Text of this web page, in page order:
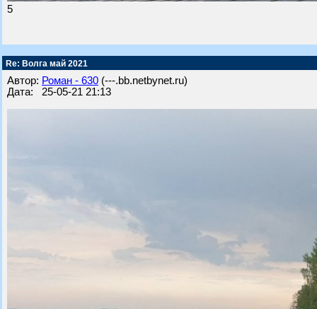
5
Re: Волга май 2021
Автор: Роман - 630 (---.bb.netbynet.ru)
Дата: 25-05-21 21:13